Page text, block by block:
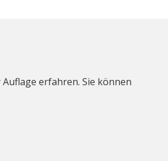
erfahren. Sie können